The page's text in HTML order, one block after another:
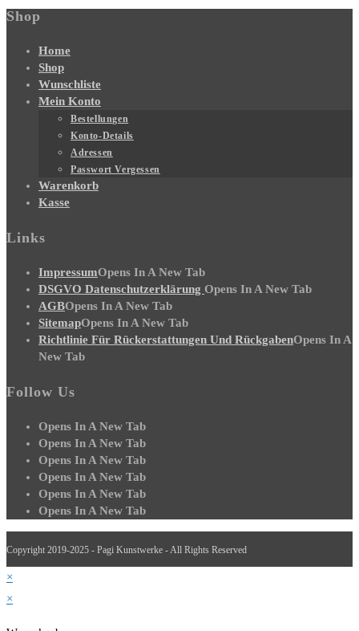
Shop
Home
Shop
Wunschliste
Mein Konto
Bestellungen
Konto-Details
Adressen
Passwort Vergessen
Warenkorb
Kasse
Links
ImpressumOpens In A New Tab
DSGVO Datenschutzerklärung Opens In A New Tab
AGBOpens In A New Tab
SitemapOpens In A New Tab
Richtlinie Für Rückerstattungen Und RückgabenOpens In A
New Tab
Follow Us
Opens In A New Tab
Opens In A New Tab
Opens In A New Tab
Opens In A New Tab
Opens In A New Tab
Opens In A New Tab
Copyright 2019-2025 - Pagi Kunstwerke - All Rights Reserved
×
×